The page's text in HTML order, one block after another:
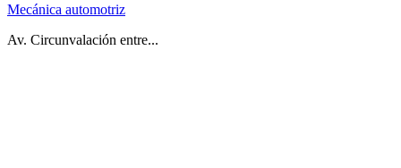
Mecánica automotriz
Av. Circunvalación entre...